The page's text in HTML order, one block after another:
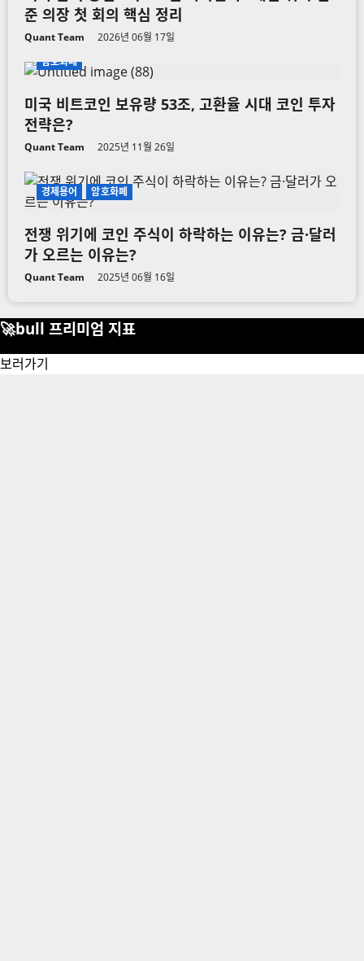
준 의장 첫 회의 핵심 정리
Quant Team
2026년 06월 17일
암호화폐
미국 비트코인 보유량 53조, 고환율 시대 코인 투자
전략은?
Quant Team 2025년 11월 26일
경제용어 암호화폐
전쟁 위기에 코인 주식이 하락하는 이유는? 금·달러
가 오르는 이유는?
Quant Team 2025년 06월 16일
🚀bull 프리미엄 지표
보러가기